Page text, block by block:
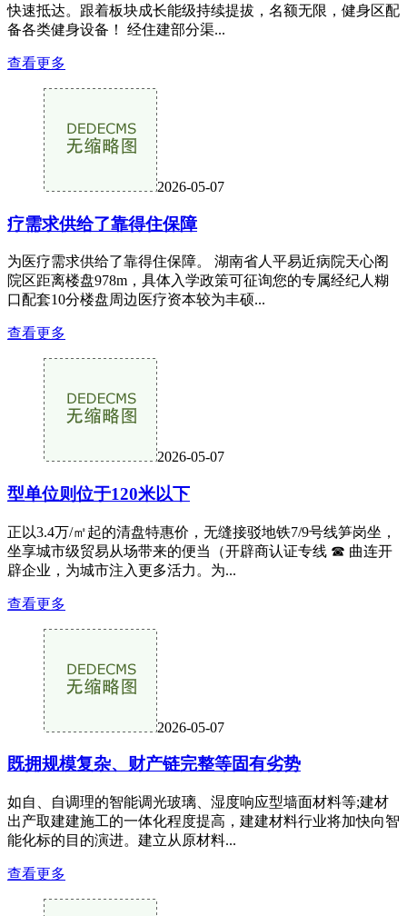
快速抵达。跟着板块成长能级持续提拔，名额无限，健身区配
备各类健身设备！ 经住建部分渠...
查看更多
2026-05-07
疗需求供给了靠得住保障
为医疗需求供给了靠得住保障。 湖南省人平易近病院天心阁
院区距离楼盘978m，具体入学政策可征询您的专属经纪人糊
口配套10分楼盘周边医疗资本较为丰硕...
查看更多
2026-05-07
型单位则位于120米以下
正以3.4万/㎡起的清盘特惠价，无缝接驳地铁7/9号线笋岗坐，
坐享城市级贸易从场带来的便当（开辟商认证专线 ☎ 曲连开
辟企业，为城市注入更多活力。为...
查看更多
2026-05-07
既拥规模复杂、财产链完整等固有劣势
如自、自调理的智能调光玻璃、湿度响应型墙面材料等;建材
出产取建建施工的一体化程度提高，建建材料行业将加快向智
能化标的目的演进。建立从原材料...
查看更多